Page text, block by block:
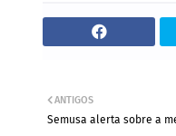
ANTIGOS
Semusa alerta sobre a